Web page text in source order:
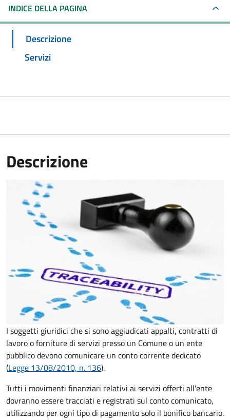
INDICE DELLA PAGINA
Descrizione
Servizi
Descrizione
I soggetti giuridici che si sono aggiudicati appalti, contratti di
lavoro o forniture di servizi presso un Comune o un ente
pubblico devono comunicare un conto corrente dedicato
(Legge 13/08/2010, n. 136).
Tutti i movimenti finanziari relativi ai servizi offerti all'ente
dovranno essere tracciati e registrati sul conto comunicato,
utilizzando per ogni tipo di pagamento solo il bonifico bancario.